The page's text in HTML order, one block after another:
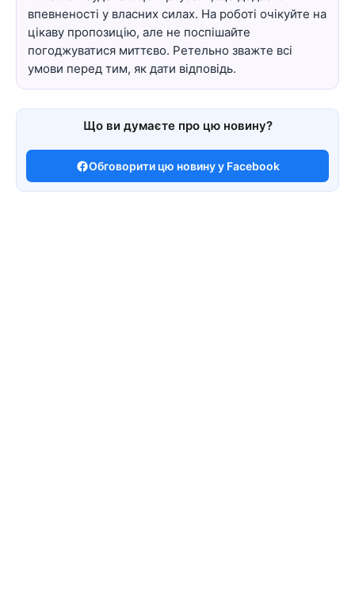
впевненості у власних силах. На роботі очікуйте на
цікаву пропозицію, але не поспішайте
погоджуватися миттєво. Ретельно зважте всі
умови перед тим, як дати відповідь.
Що ви думаєте про цю новину?
Обговорити цю новину у Facebook